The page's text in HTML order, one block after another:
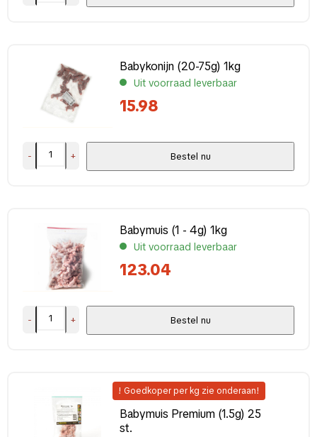
Babykonijn (20-75g) 1kg
Uit voorraad leverbaar
15.98
- + Bestel nu
Babymuis (1 - 4g) 1kg
Uit voorraad leverbaar
123.04
- + Bestel nu
! Goedkoper per kg zie onderaan!
Babymuis Premium (1.5g) 25
st.